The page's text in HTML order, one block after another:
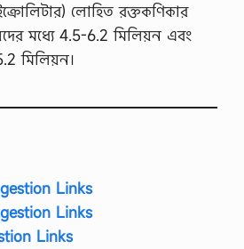
নংঃ
লোহিত রক্তকণিকার
মধ্যে 4.5-6.2 মিলিয়ন এবং
মিলিয়ন।
Links
Links
Links